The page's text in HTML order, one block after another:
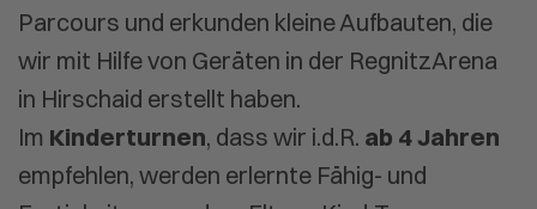
Parcours und erkunden kleine Aufbauten, die
wir mit Hilfe von Geräten in der RegnitzArena
in Hirschaid erstellt haben.
Im Kinderturnen, dass wir i.d.R. ab 4 Jahren
empfehlen, werden erlernte Fähig- und